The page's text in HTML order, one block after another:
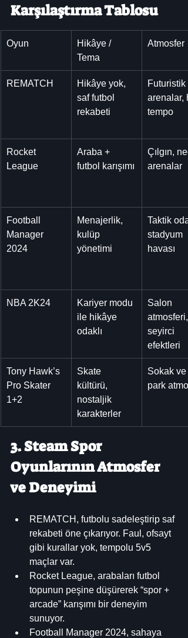
Karşılaştırma Tablosu
Oyun
Hikâye /
Tema
Atmosfer
REMATCH
Hikâye yok,
saf futbol
rekabeti
Futuristik
arenalar,
tempo
Rocket
League
Araba +
futbol karışımı
Çılgın,
arenalar
Football
Manager
2024
Menajerlik,
kulüp
yönetimi
Taktik
stadyum
havası
NBA 2K24
Kariyer modu
ile hikâye
odaklı
Salon
atmosferi,
seyirci
efektleri
Tony Hawk’s
Pro Skater
1+2
Skate
kültürü,
nostaljik
karakterler
Sokak ve
park
3. Steam Spor
Oyunlarının Atmosfer
ve Deneyimi
REMATCH, futbolu sadeleştirip saf
rekabeti öne çıkarıyor. Faul, ofsayt
gibi kurallar yok, tempolu 5v5
maçlar var.
Rocket League, arabaları futbol
topunun peşine düşürerek “spor +
arcade” karışımı bir deneyim
sunuyor.
Football Manager 2024, sahaya